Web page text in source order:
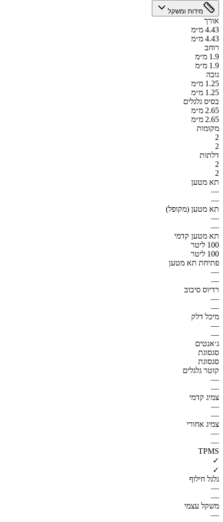
מידות ומשקל
אורך
4.43 מ״מ
4.43 מ״מ
רוחב
1.9 מ״מ
1.9 מ״מ
גובה
1.25 מ״מ
1.25 מ״מ
בסיס גלגלים
2.65 מ״מ
2.65 מ״מ
מקומות
2
2
דלתות
2
2
תא מטען
—
—
תא מטען (מקופל)
—
—
תא מטען קדמי
100 ליטר
100 ליטר
פתיחת תא מטען
—
—
רדיוס סיבוב
—
—
מיכל דלק
—
—
ג׳אנטים
סגסוגת
סגסוגת
קוטר גלגלים
—
—
צמיג קדמי
—
—
צמיג אחורי
—
—
TPMS
✓
✓
גלגל חילוף
—
—
משקל עצמי
—